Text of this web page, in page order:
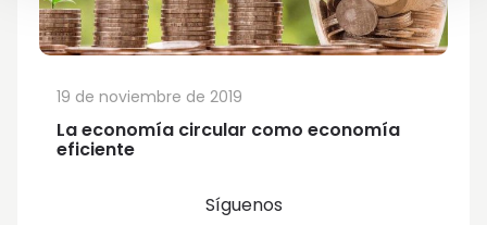
La economía circular como economía
eficiente
19 de noviembre de 2019
Síguenos